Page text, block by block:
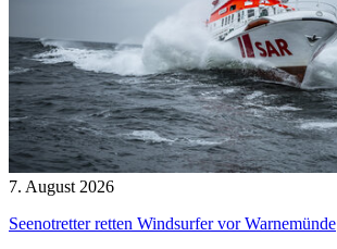
7. August 2026
Seenotretter retten Windsurfer vor Warnemünde